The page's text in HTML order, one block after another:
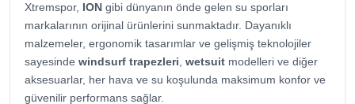
Xtremspor, ION gibi dünyanın önde gelen su sporları
markalarının orijinal ürünlerini sunmaktadır. Dayanıklı
malzemeler, ergonomik tasarımlar ve gelişmiş teknolojiler
sayesinde windsurf trapezleri wetsuit modelleri ve diğer
aksesuarlar, her hava ve su koşulunda maksimum konfor ve
güvenilir performans sağlar.